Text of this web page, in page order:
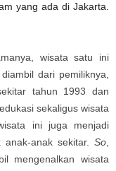
yang ada di Jakarta.
wisata satu ini
dari pemiliknya,
tahun 1993 dan
sekaligus wisata
ini juga menjadi
anak sekitar. So
mengenalkan wisata